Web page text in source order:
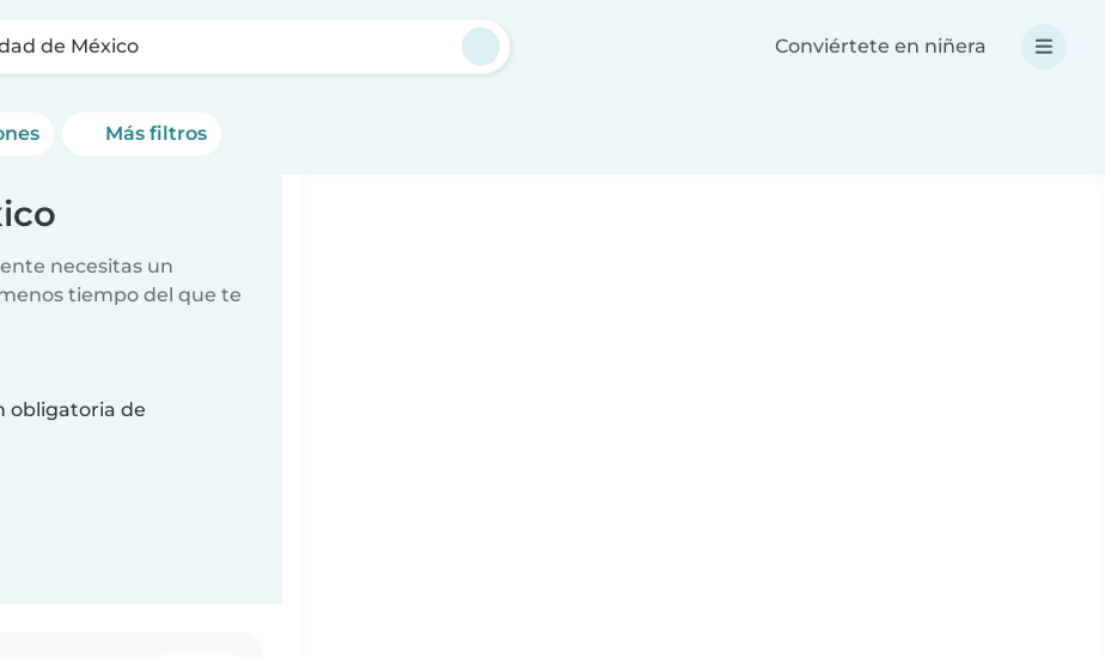
de México Conviértete en niñera
Más filtros
necesitas un
tiempo del que te
obligatoria de